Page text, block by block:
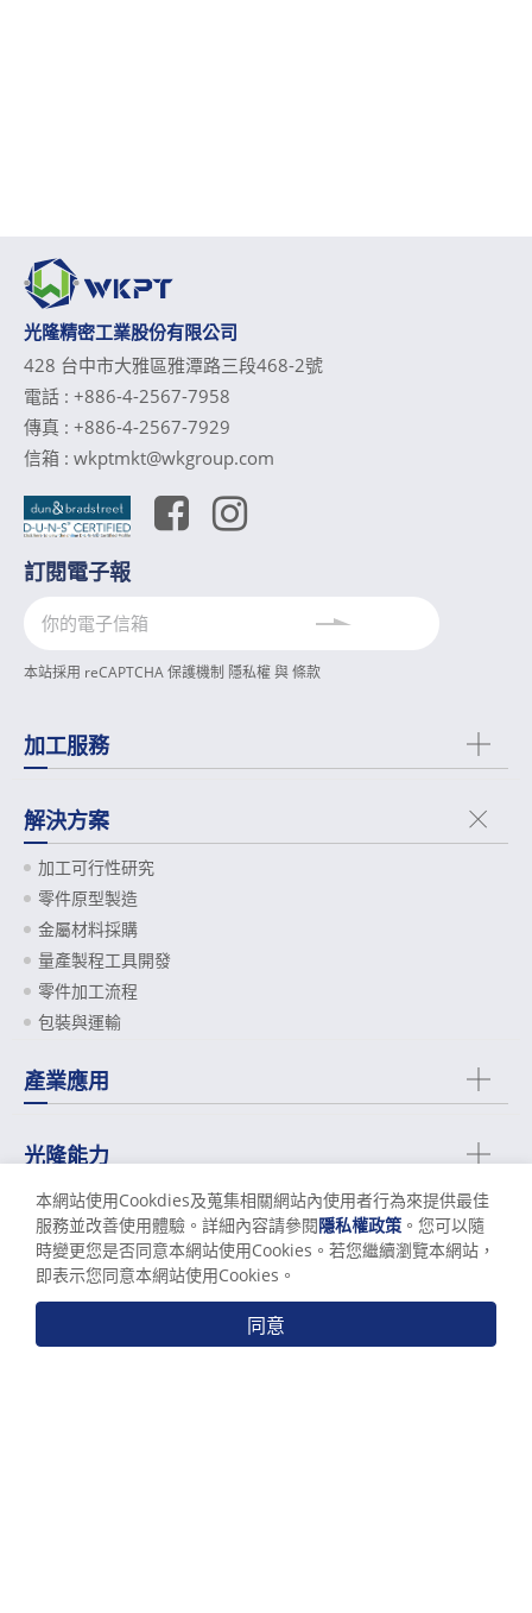
光隆精密工業股份有限公司
428 台中市大雅區雅潭路三段468-2號
電話 : +886-4-2567-7958
傳真 : +886-4-2567-7929
信箱 : wkptmkt@wkgroup.com
訂閱電子報
本站採用 reCAPTCHA 保護機制 隱私權與條款
加工服務
解決方案
加工可行性研究
零件原型製造
金屬材料採購
量產製程工具開發
零件加工流程
包裝與運輸
產業應用
光隆能力
公司簡介
支援中心
Send Messages
本網站使用Cookdies及蒐集相關網站內使用者行為來提供最佳
服務並改善使用體驗。詳細內容請參閱隱私權政策 。您可以隨
時變更您是否同意本網站使用Cookies。若您繼續瀏覽本網站，
即表示您同意本網站使用Cookies。
同意